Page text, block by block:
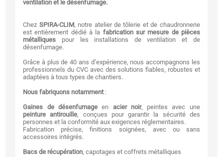
ventilation et le désenfumage.
Chez SPIRA-CLIM, notre atelier de tôlerie et de chaudronnerie
est entièrement dédié à la fabrication sur mesure de pièces
métalliques pour les installations de ventilation et de
désenfumage.
Grâce à plus de 40 ans d’expérience, nous accompagnons les
professionnels du CVC avec des solutions fiables, robustes et
adaptées à tous types de chantiers.
Nous fabriquons notamment:
Gaines de désenfumageen acier noir, peintes avec une
peinture antirouille, conçues pour garantir la sécurité des
personnes et la conformité aux exigences réglementaires.
Fabrication précise, finitions soignées, avec ou sans
accessoires intégrés.
Bacs de récupération, capotages et coffrets métalliques